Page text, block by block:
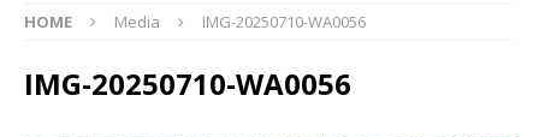
HOME Media IMG-20250710-WA0056
IMG-20250710-WA0056